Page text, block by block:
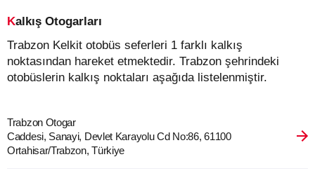
Kalkış Otogarları
Trabzon Kelkit otobüs seferleri 1 farklı kalkış
noktasından hareket etmektedir. Trabzon şehrindeki
otobüslerin kalkış noktaları aşağıda listelenmiştir.
Trabzon Otogar
Caddesi, Sanayi, Devlet Karayolu Cd No:86, 61100
Ortahisar/Trabzon, Türkiye